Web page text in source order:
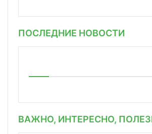
ПОСЛЕДНИЕ НОВОСТИ
ВАЖНО, ИНТЕРЕСНО,